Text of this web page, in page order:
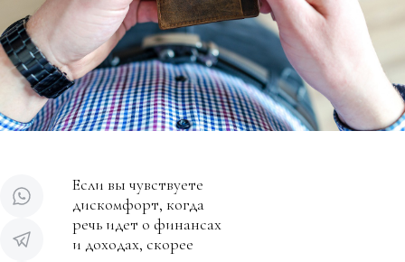
Если вы чувствуете
дискомфорт, когда
речь идет о финансах
и доходах, скорее